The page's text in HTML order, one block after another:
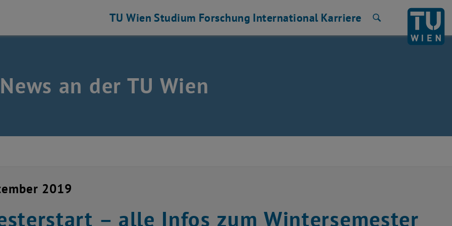
TU Wien Studium Forschung International Karriere
an der TU Wien
2019
– alle Infos zum Wintersemester